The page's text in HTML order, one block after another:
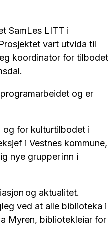
SamLes LITT i
vart utvida til
koordinator for tilbodet
og er
og for kulturtilbodet i
i Vestnes kommune,
nye grupper inn i
og aktualitet.
ved at alle biblioteka i
Myren, bibliotekleiar for